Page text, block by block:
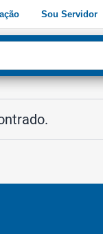
Sou Servidor